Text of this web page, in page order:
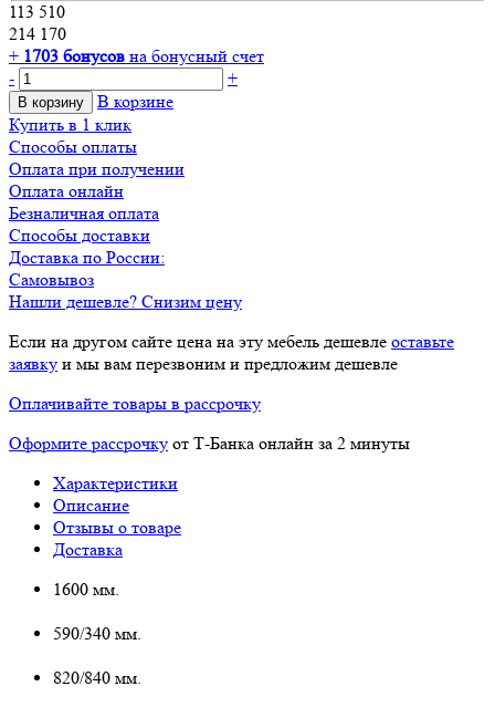
113 510
214 170
+ 1703 бонусов на бонусный счет
-
+
В корзину
В корзине
Купить в 1 клик
Способы оплаты
Оплата при получении
Оплата онлайн
Безналичная оплата
Способы доставки
Доставка по России:
Самовывоз
Нашли дешевле? Снизим цену
Если на другом сайте цена на эту мебель дешевле оставьте
заявку и мы вам перезвоним и предложим дешевле
Оплачивайте товары в рассрочку
Оформите рассрочку от Т-Банка онлайн за 2 минуты
Характеристики
Описание
Отзывы о товаре
Доставка
1600 мм.
590/340 мм.
820/840 мм.